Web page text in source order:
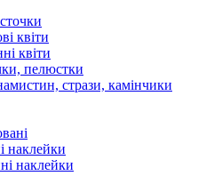
квіти
квіти
пелюстки
стрази, камінчики
наклейки
наклейки